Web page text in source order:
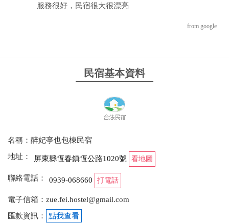
服務很好，民宿很大很漂亮
from google
民宿基本資料
名稱：醉妃亭也包棟民宿
地址：
屏東縣恆春鎮恆公路1020號 看地圖
聯絡電話： 0939-068660 打電話
電子信箱：zue.fei.hostel@gmail.com
匯款資訊：
點我查看